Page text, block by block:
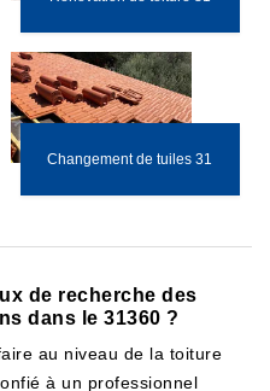
Changement de tuiles 31
de recherche des
dans le 31360 ?
au niveau de la toiture
à un professionnel